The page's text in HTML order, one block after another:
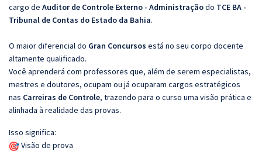
cargo de Auditor de Controle Externo - Administraçãodo TCE BA -
Tribunal de Contas do Estado da Bahia.
O maior diferencial do Gran Concursos está no seu corpo docente
altamente qualificado.
Você aprenderá com professores que, além de serem especialistas,
mestres e doutores, ocupam ou já ocuparam cargos estratégicos
nas Carreiras de Controle, trazendo para o curso uma visão prática e
alinhada à realidade das provas.
Isso significa:
Visão de prova